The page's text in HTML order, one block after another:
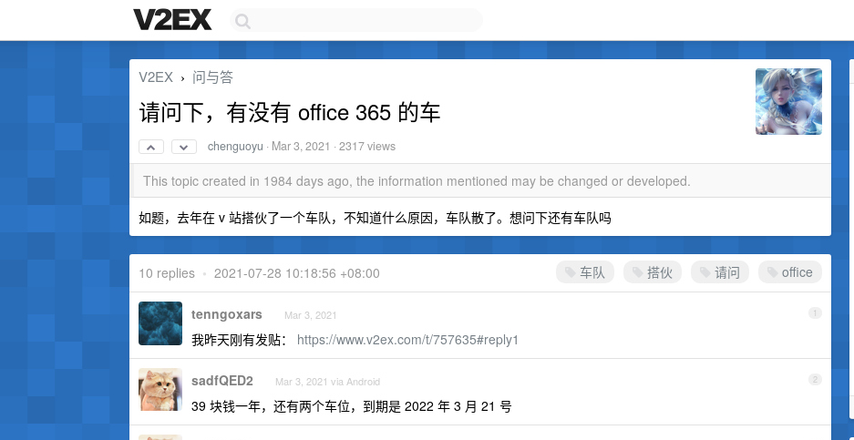
V2EX › 问与答
请问下，有没有 office 365 的车
chenguoyu · Mar 3, 2021 · 2317 views
This topic created in 1984 days ago, the information mentioned may be changed or developed.
如题，去年在 v 站搭伙了一个车队，不知道什么原因，车队散了。想问下还有车队吗
车队 搭伙 请问 office
10 replies • 2021-07-28 10:18:56 +08:00
1
tenngoxars Mar 3, 2021
我昨天刚有发贴： https://www.v2ex.com/t/757635#reply1
2
sadfQED2 Mar 3, 2021 via Android
39 块钱一年，还有两个车位，到期是 2022 年 3 月 21 号